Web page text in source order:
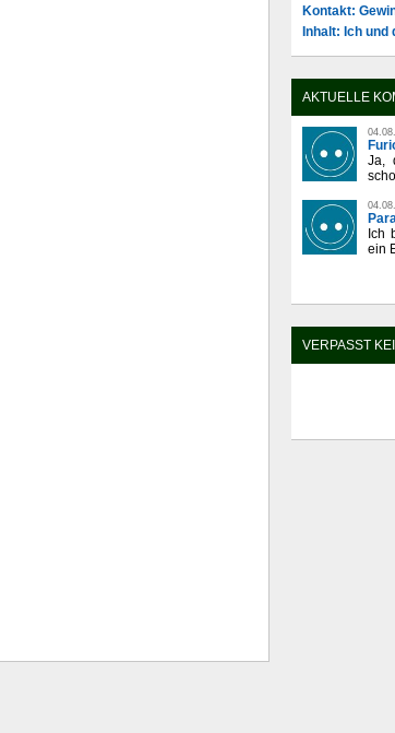
Kontakt:
Inhalt: Ich
AKTUELLE
Ja,
Ich
ein
VERPASST